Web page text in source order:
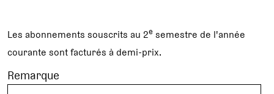
Les abonnements souscrits au 2e semestre de l'année
courante sont facturés à demi-prix.
Remarque